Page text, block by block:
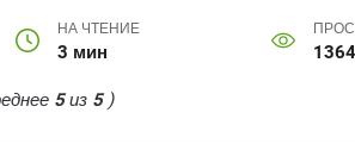
НА ЧТЕНИЕ
3 мин 1364
5из 5)